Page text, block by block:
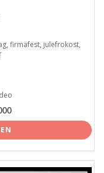
firmafest, julefrokost,